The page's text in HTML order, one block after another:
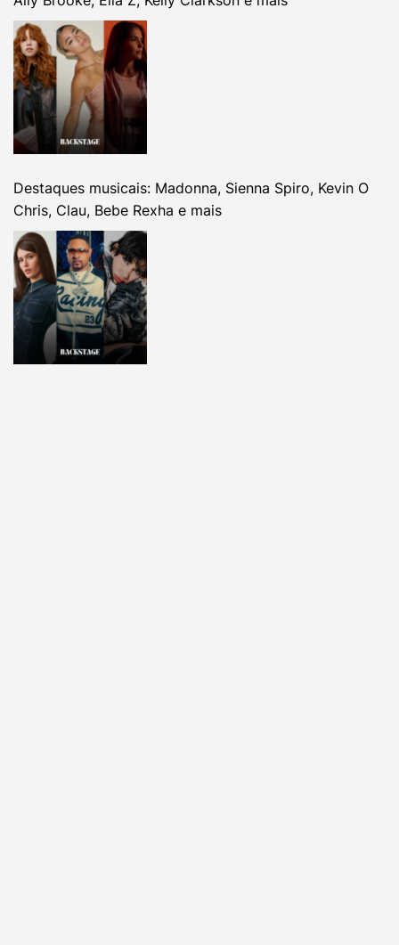
Destaques musicais: Madonna, Sienna Spiro, Kevin O
Chris, Clau, Bebe Rexha e mais